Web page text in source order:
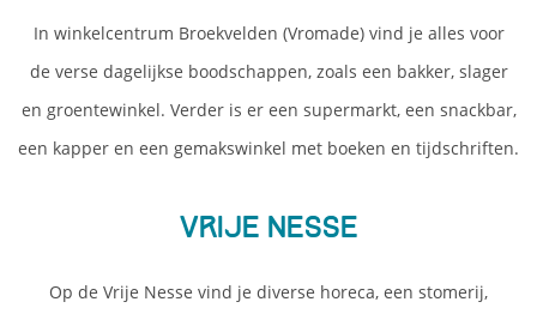
In winkelcentrum Broekvelden (Vromade) vind je alles voor
de verse dagelijkse boodschappen, zoals een bakker, slager
en groentewinkel. Verder is er een supermarkt, een snackbar,
een kapper en een gemakswinkel met boeken en tijdschriften.
Vrije Nesse
Op de Vrije Nesse vind je diverse horeca, een stomerij,